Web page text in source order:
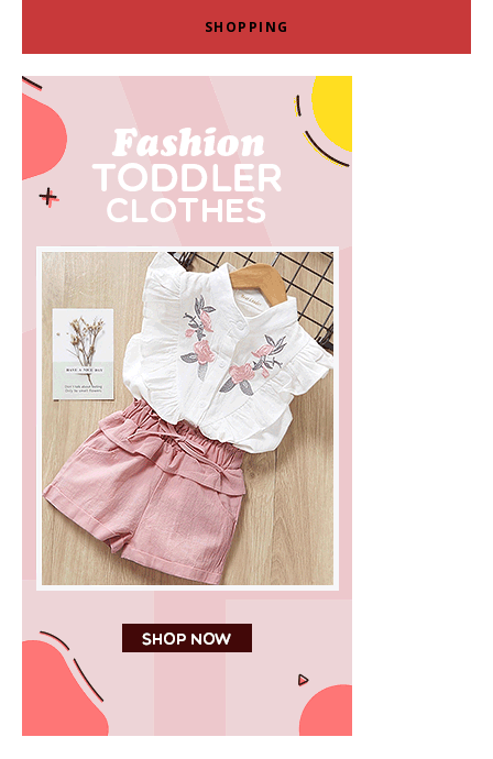
SHOPPING